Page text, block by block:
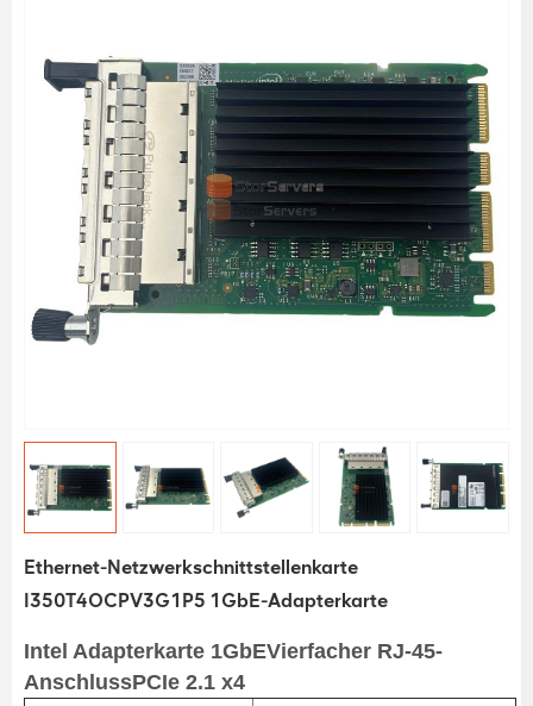
Ethernet-Netzwerkschnittstellenkarte
I350T4OCPV3G1P5 1GbE-Adapterkarte
Intel Adapterkarte 1GbEVierfacher RJ-45-
AnschlussPCIe 2.1 x4